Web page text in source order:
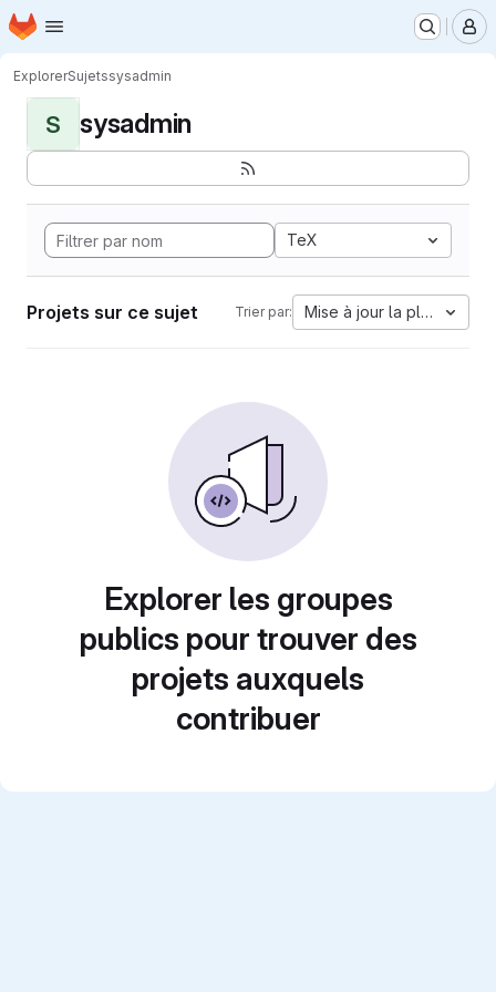
Passer au contenu principal
Page d'accueil
ExplorerSujetssysadmin
S sysadmin
TeX
Projets sur ce sujet Trier par: Mise à jour la plus
Explorer les groupes
publics pour trouver des
projets auxquels
contribuer